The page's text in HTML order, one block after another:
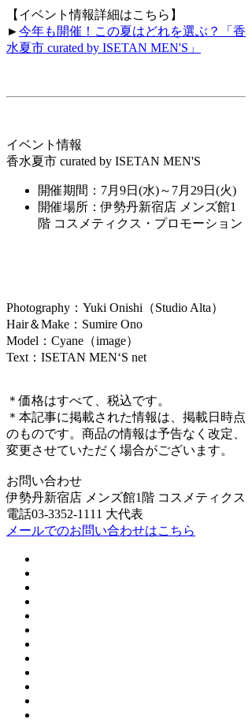
【イベント情報詳細はこちら】
►今年も開催！この夏はどれを選ぶ？「香
水夏市 curated by ISETAN MEN'S」
イベント情報
香水夏市 curated by ISETAN MEN'S
開催期間：7月9日(水)～7月29日(火)
開催場所：伊勢丹新宿店 メンズ館1
階 コスメティクス・プロモーション
Photography：Yuki Onishi（Studio Alta）
Hair＆Make：Sumire Ono
Model：Cyane（image）
Text：ISETAN MEN‘S net
＊価格はすべて、税込です。
＊本記事に掲載された情報は、掲載日時点
のものです。商品の情報は予告なく改定、
変更させていただく場合がございます。
お問い合わせ
伊勢丹新宿店 メンズ館1階 コスメティクス
電話03-3352-1111 大代表
メールでのお問い合わせはこちら